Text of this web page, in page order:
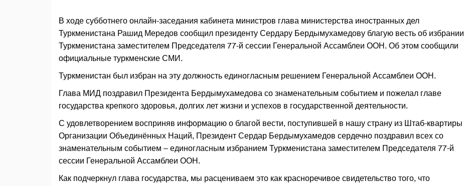
В ходе субботнего онлайн-заседания кабинета министров глава министерства иностранных дел
Туркменистана Рашид Мередов сообщил президенту Сердару Бердымухамедову благую весть об избрании
Туркменистана заместителем Председателя 77-й сессии Генеральной Ассамблеи ООН. Об этом сообщили
официальные туркменские СМИ.
Туркменистан был избран на эту должность единогласным решением Генеральной Ассамблеи ООН.
Глава МИД поздравил Президента Бердымухамедова со знаменательным событием и пожелал главе
государства крепкого здоровья, долгих лет жизни и успехов в государственной деятельности.
С удовлетворением восприняв информацию о благой вести, поступившей в нашу страну из Штаб-квартиры
Организации Объединённых Наций, Президент Сердар Бердымухамедов сердечно поздравил всех со
знаменательным событием – единогласным избранием Туркменистана заместителем Председателя 77-й
сессии Генеральной Ассамблеи ООН.
Как подчеркнул глава государства, мы расцениваем это как красноречивое свидетельство того, что